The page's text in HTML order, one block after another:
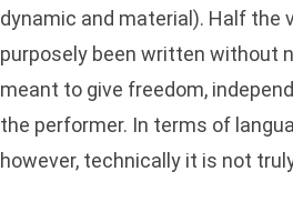
dynamic and material). Half the
purposely been written without
meant to give freedom,
the performer. In terms of
however, technically it is not